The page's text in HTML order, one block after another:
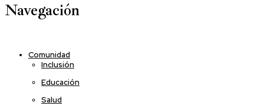
Navegación
Comunidad
Inclusión
Educación
Salud